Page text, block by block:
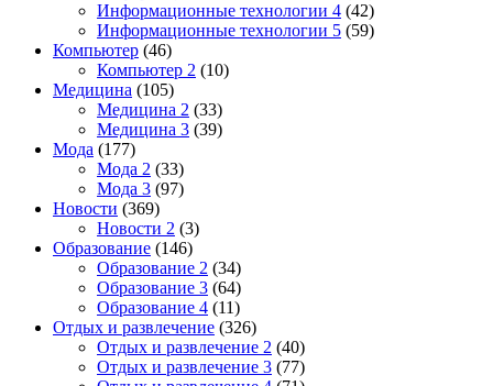
Информационные технологии 4 (42)
Информационные технологии 5 (59)
Компьютер (46)
Компьютер 2 (10)
Медицина (105)
Медицина 2 (33)
Медицина 3 (39)
Мода (177)
Мода 2 (33)
Мода 3 (97)
Новости (369)
Новости 2 (3)
Образование (146)
Образование 2 (34)
Образование 3 (64)
Образование 4 (11)
Отдых и развлечение (326)
Отдых и развлечение 2 (40)
Отдых и развлечение 3 (77)